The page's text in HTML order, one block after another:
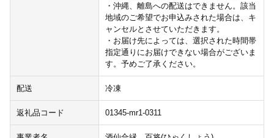
・沖縄、離島への配送はできません。該当
地域のご希望でお申込みされた場合は、キ
ャンセルとさせていただきます。
・お届け先によっては、選択された時間帯
指定通りにお届けできない場合がございま
す。予めご了承ください。
配送 冷凍
返礼品コード 01345-mr1-0311